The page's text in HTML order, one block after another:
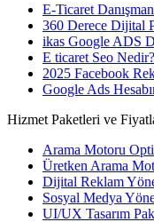
E-Ticaret
360 Derece Dijital
ikas Google ADS
E ticaret Seo Nedir?
2025 Facebook
Google Ads
Hizmet Paketleri ve
Arama Motoru
Üretken Arama
Dijital Reklam
Sosyal Medya
UI/UX Tasarım